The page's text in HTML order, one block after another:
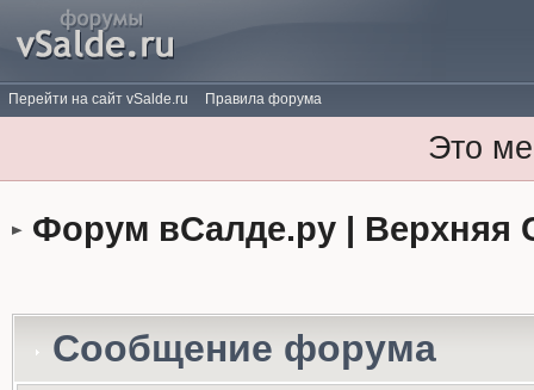
Перейти на сайт vSalde.ru Правила форума
Это
Форум вСалде.ру | Верхняя
Сообщение форума